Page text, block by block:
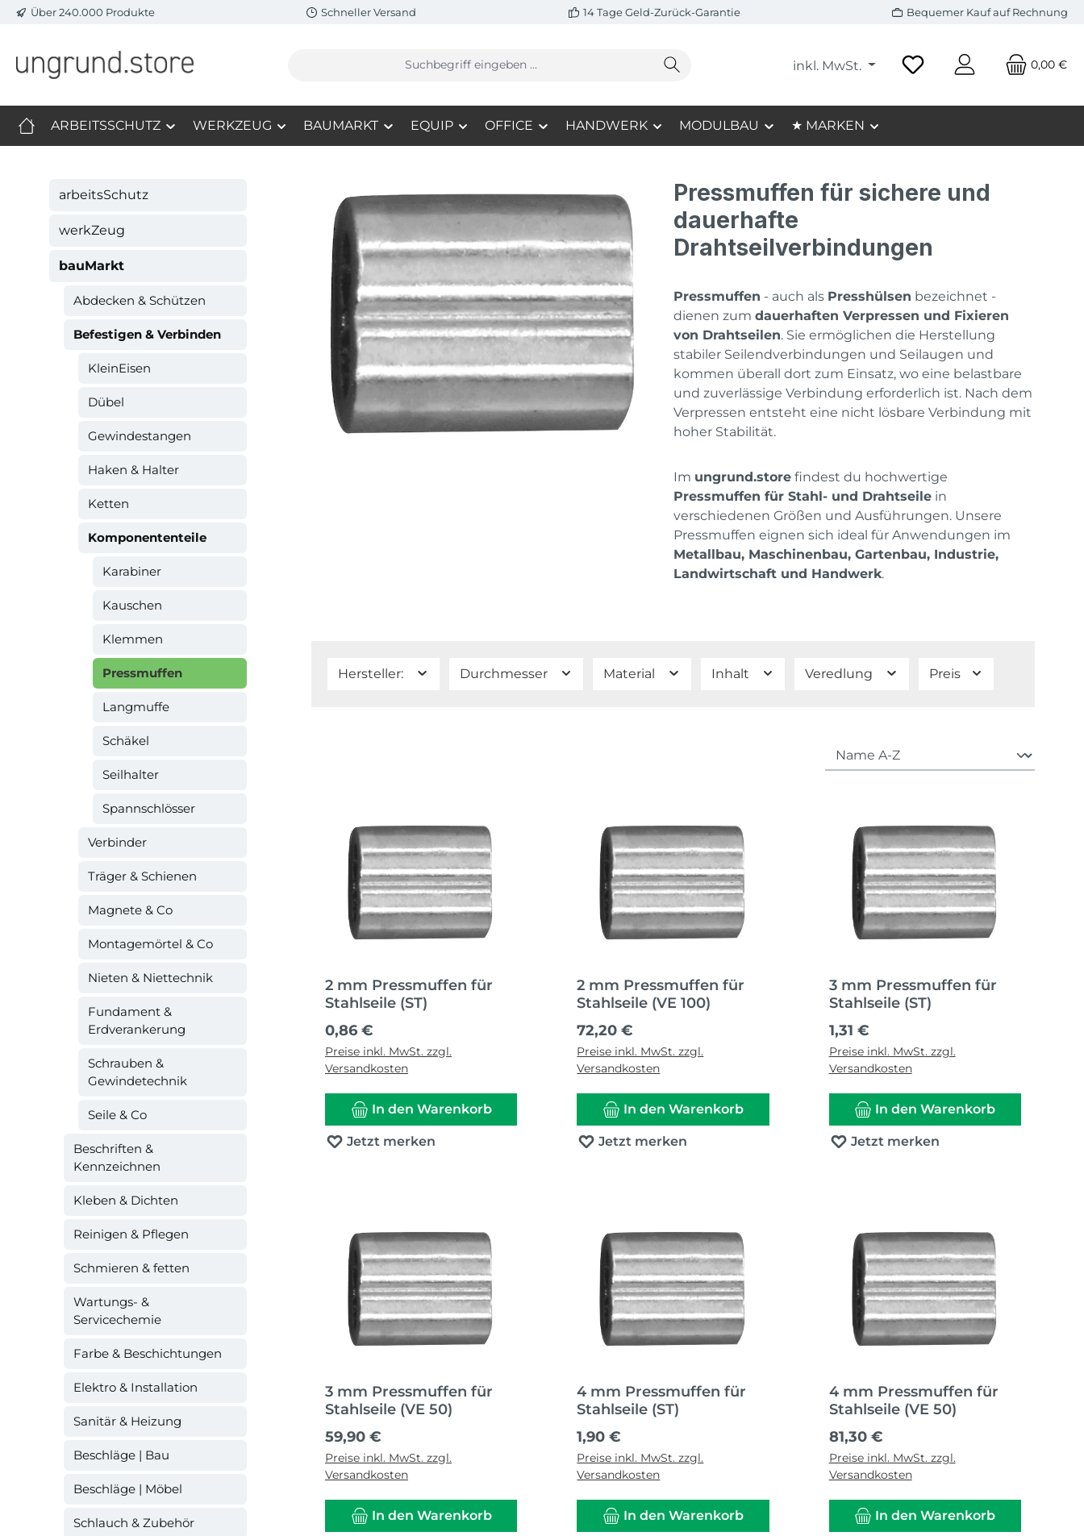
Hauptinhalt springen
Zur Suche springen
Zur Hauptnavigation springen
Über 240.000 Produkte Schneller Versand 14 Tage Geld-Zurück-Garantie Bequemer Kauf auf Rechnung
inkl. MwSt. 0,00 €
ARBEITSSCHUTZ WERKZEUG BAUMARKT EQUIP OFFICE HANDWERK MODULBAU ★ MARKEN
arbeitsSchutz
werkZeug
bauMarkt
Abdecken & Schützen
Befestigen & Verbinden
KleinEisen
Dübel
Gewindestangen
Haken & Halter
Ketten
Komponententeile
Karabiner
Kauschen
Klemmen
Pressmuffen
Langmuffe
Schäkel
Seilhalter
Spannschlösser
Verbinder
Träger & Schienen
Magnete & Co
Montagemörtel & Co
Nieten & Niettechnik
Fundament &
Erdverankerung
Schrauben &
Gewindetechnik
Seile & Co
Beschriften &
Kennzeichnen
Kleben & Dichten
Reinigen & Pflegen
Schmieren & fetten
Wartungs- &
Servicechemie
Farbe & Beschichtungen
Elektro & Installation
Sanitär & Heizung
Beschläge | Bau
Beschläge | Möbel
Schlauch & Zubehör
Pressmuffen für sichere und
dauerhafte
Drahtseilverbindungen
Pressmuffen - auch als Presshülsen bezeichnet -
dienen zum dauerhaften Verpressen und Fixieren
von Drahtseilen. Sie ermöglichen die Herstellung
stabiler Seilendverbindungen und Seilaugen und
kommen überall dort zum Einsatz, wo eine belastbare
und zuverlässige Verbindung erforderlich ist. Nach dem
Verpressen entsteht eine nicht lösbare Verbindung mit
hoher Stabilität.
Im ungrund.storefindest du hochwertige
Pressmuffen für Stahl- und Drahtseilein
verschiedenen Größen und Ausführungen. Unsere
Pressmuffen eignen sich ideal für Anwendungen im
Metallbau, Maschinenbau, Gartenbau, Industrie,
Landwirtschaft und Handwerk.
Hersteller: Durchmesser Material Inhalt Veredlung Preis
2 mm Pressmuffen für
Stahlseile (ST)
Regulärer Preis:
0,86 €
Preise inkl. MwSt. zzgl.
Versandkosten
In den Warenkorb
Jetzt merken
2 mm Pressmuffen für
Stahlseile (VE 100)
Regulärer Preis:
72,20 €
Preise inkl. MwSt. zzgl.
Versandkosten
In den Warenkorb
Jetzt merken
3 mm Pressmuffen für
Stahlseile (ST)
Regulärer Preis:
1,31 €
Preise inkl. MwSt. zzgl.
Versandkosten
In den Warenkorb
Jetzt merken
3 mm Pressmuffen für
Stahlseile (VE 50)
Regulärer Preis:
59,90 €
Preise inkl. MwSt. zzgl.
Versandkosten
In den Warenkorb
4 mm Pressmuffen für
Stahlseile (ST)
Regulärer Preis:
1,90 €
Preise inkl. MwSt. zzgl.
Versandkosten
In den Warenkorb
4 mm Pressmuffen für
Stahlseile (VE 50)
Regulärer Preis:
81,30 €
Preise inkl. MwSt. zzgl.
Versandkosten
In den Warenkorb